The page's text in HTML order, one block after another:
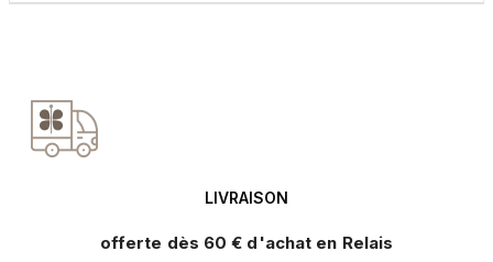
LIVRAISON
offerte dès 60 € d'achat en Relais